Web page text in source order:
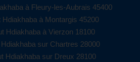
à Fleury-les-Aubrais 45400
Hdiakhaba à Montargis 45200
Hdiakhaba à Vierzon 18100
sur Chartres 28000
Hdiakhaba sur Dreux 28100